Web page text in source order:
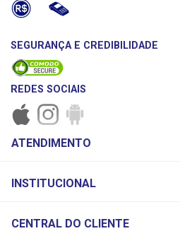
SEGURANÇA E CREDIBILIDADE
REDES SOCIAIS
PAGAMENTO
ATENDIMENTO
INSTITUCIONAL
CENTRAL DO CLIENTE